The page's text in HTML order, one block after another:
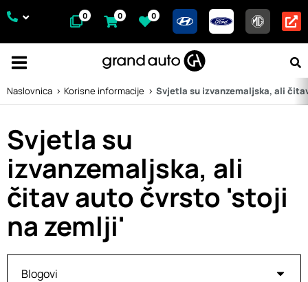
0 0 0
Naslovnica Korisne informacije Svjetla su izvanzemaljska, ali
Svjetla su
izvanzemaljska, ali
čitav auto čvrsto 'stoji
na zemlji'
Blogovi